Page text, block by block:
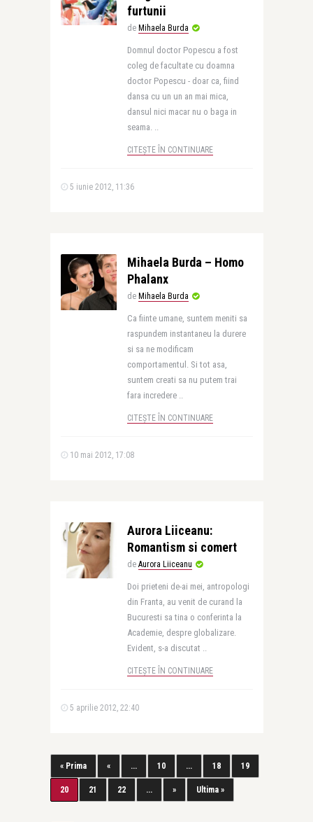
furtunii
de Mihaela Burda
Domnul doctor Popescu a fost
coleg de facultate cu doamna
doctor Popescu - doar ca, fiind
dansa cu un un an mai mica,
dansul nici macar nu o baga in
seama. ..
CITEȘTE ÎN CONTINUARE
5 iunie 2012, 11:36
Mihaela Burda – Homo
Phalanx
de Mihaela Burda
Ca fiinte umane, suntem meniti sa
raspundem instantaneu la durere
si sa ne modificam
comportamentul. Si tot asa,
suntem creati sa nu putem trai
fara incredere ..
CITEȘTE ÎN CONTINUARE
10 mai 2012, 17:08
Aurora Liiceanu:
Romantism si comert
de Aurora Liiceanu
Doi prieteni de-ai mei, antropologi
din Franta, au venit de curand la
Bucuresti sa tina o conferinta la
Academie, despre globalizare.
Evident, s-a discutat ..
CITEȘTE ÎN CONTINUARE
5 aprilie 2012, 22:40
« Prima « ... 10 ... 18 19
20 21 22 ... » Ultima »